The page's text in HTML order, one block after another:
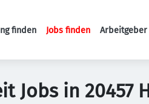
Haupt-
finden Jobs finden
Jobs in 20457